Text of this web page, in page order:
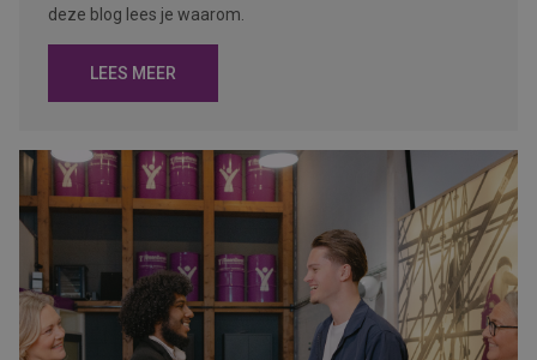
deze blog lees je waarom.
LEES MEER